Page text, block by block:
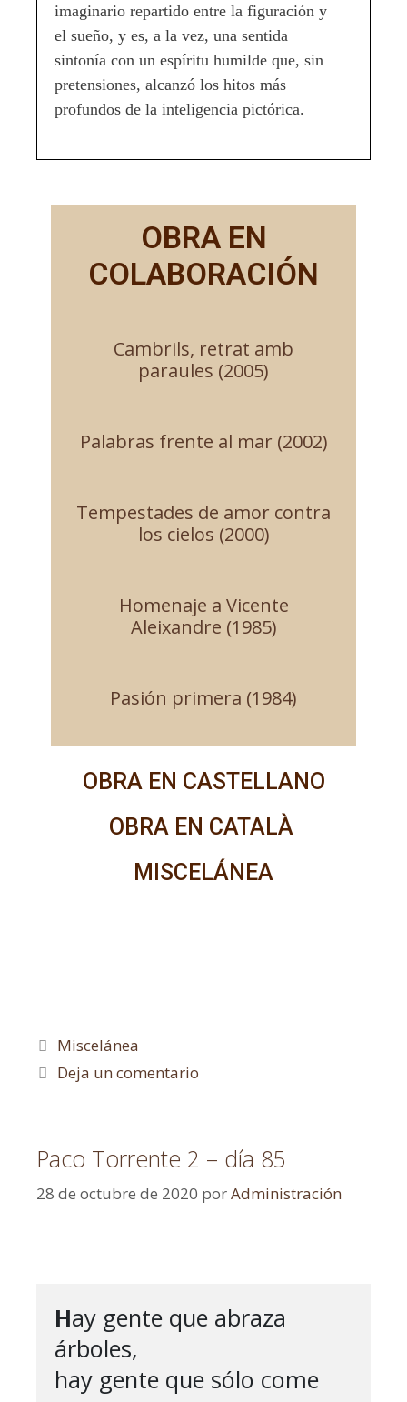
imaginario repartido entre la figuración y
el sueño, y es, a la vez, una sentida
sintonía con un espíritu humilde que, sin
pretensiones, alcanzó los hitos más
profundos de la inteligencia pictórica.
OBRA EN
COLABORACIÓN
Cambrils, retrat amb
paraules (2005)
Palabras frente al mar (2002)
Tempestades de amor contra
los cielos (2000)
Homenaje a Vicente
Aleixandre (1985)
Pasión primera (1984)
OBRA EN CASTELLANO
OBRA EN CATALÀ
MISCELÁNEA
Miscelánea
Deja un comentario
Paco Torrente 2 – día 85
28 de octubre de 2020 porAdministración
Hay gente que abraza
árboles,
hay gente que sólo come